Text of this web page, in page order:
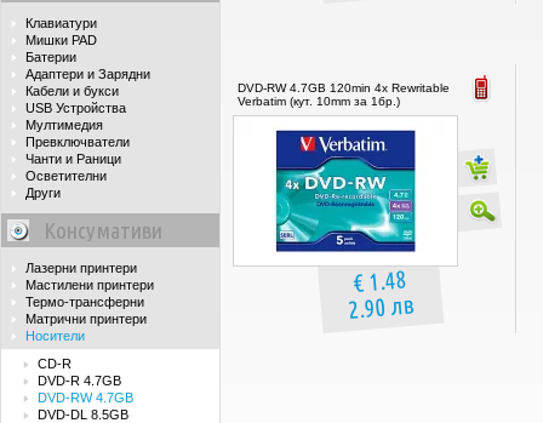
Клавиатури
Мишки PAD
Батерии
Адаптери и Зарядни
Кабели и букси
USB Устройства
Мултимедия
Превключватели
Чанти и Раници
Осветителни
Други
Консумативи
Лазерни принтери
Мастилени принтери
Термо-трансферни
Матрични принтери
Носители
CD-R
DVD-R 4.7GB
DVD-RW 4.7GB
DVD-DL 8.5GB
DVD-RW 4.7GB 120min 4x Rewritable
Verbatim (кут. 10mm за 1бр.)
€ 1.48
2.90 лв